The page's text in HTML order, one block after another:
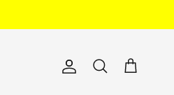
Обліковий запис
Пошук Кошик